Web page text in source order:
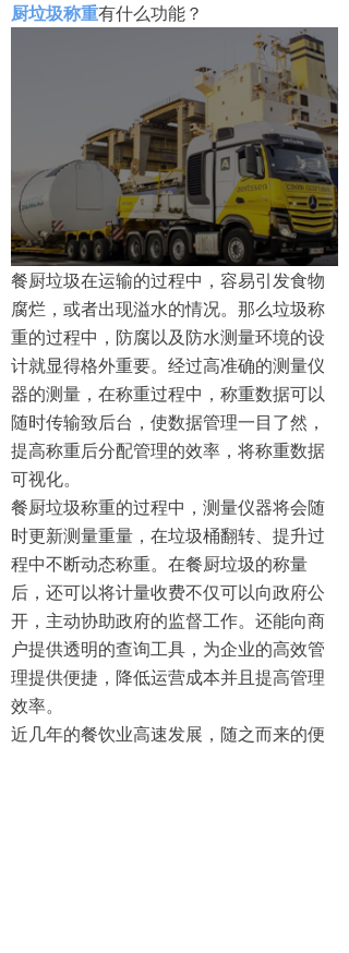
厨垃圾称重​有什么功能？
餐厨垃圾在运输的过程中，容易引发食物
腐烂，或者出现溢水的情况。那么垃圾称
重的过程中，防腐以及防水测量环境的设
计就显得格外重要。经过高准确的测量仪
器的测量，在称重过程中，称重数据可以
随时传输致后台，使数据管理一目了然，
提高称重后分配管理的效率，将称重数据
可视化。
餐厨垃圾称重的过程中，测量仪器将会随
时更新测量重量，在垃圾桶翻转、提升过
程中不断动态称重。在餐厨垃圾的称量
后，还可以将计量收费不仅可以向政府公
开，主动协助政府的监督工作。还能向商
户提供透明的查询工具，为企业的高效管
理提供便捷，降低运营成本并且提高管理
效率。
近几年的餐饮业高速发展，随之而来的便